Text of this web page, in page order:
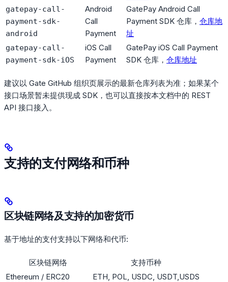
gatepay-call-
payment-sdk-
android
Android
Call
Payment
GatePay Android Call
Payment SDK 仓库， 仓库地
址
gatepay-call-
payment-sdk-iOS
iOS Call
Payment
GatePay iOS Call Payment
SDK 仓库， 仓库地址
建议以 Gate GitHub 组织页展示的最新仓库列表为准；如果某个
接口场景暂未提供现成 SDK，也可以直接按本文档中的 REST
API 接口接入。
支持的支付网络和币种
区块链网络及支持的加密货币
基于地址的支付支持以下网络和代币:
区块链网络
支持币种
Ethereum / ERC20
ETH, POL, USDC, USDT,USDS